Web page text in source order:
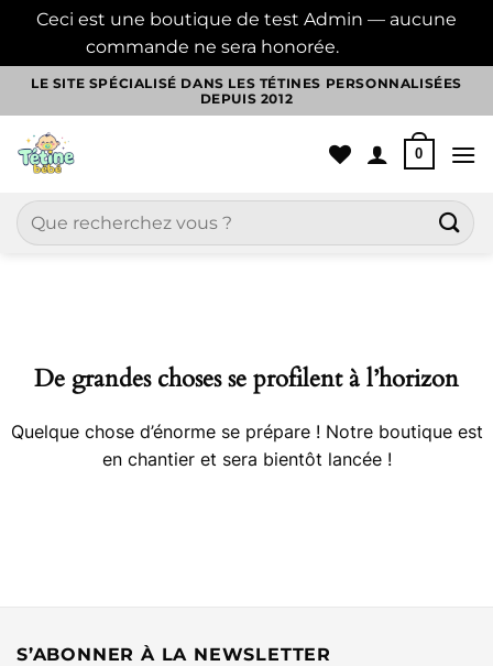
Ceci est une boutique de test Admin — aucune
commande ne sera honorée.
Passer
contenu
LE SITE SPÉCIALISÉ DANS LES TÉTINES PERSONNALISÉES
DEPUIS 2012
0
Recherche
pour :
De grandes choses se profilent à l’horizon
Quelque chose d’énorme se prépare ! Notre boutique est
en chantier et sera bientôt lancée !
S’ABONNER À LA NEWSLETTER